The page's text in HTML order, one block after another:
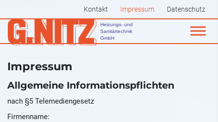
Kontakt Impressum Datenschutz
Heizungs- und
Sanitärtechnik
GmbH
Impressum
Allgemeine Informationspflichten
nach §5 Telemediengesetz
Firmenname: